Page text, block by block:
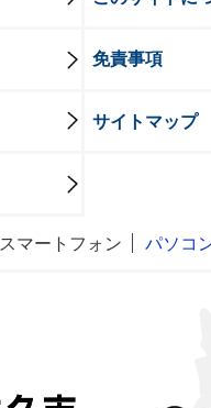
免責事項
サイトマップ
スマートフォン パソコ